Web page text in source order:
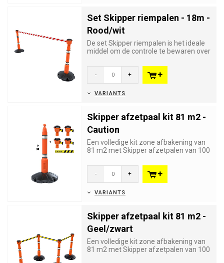
Set Skipper riempalen - 18m -
Rood/wit
De set Skipper riempalen is het ideale
middel om de controle te bewaren over
- +
VARIANTS
Skipper afzetpaal kit 81 m2 -
Caution
Een volledige kit zone afbakening van
81 m2 met Skipper afzetpalen van 100
- +
VARIANTS
Skipper afzetpaal kit 81 m2 -
Geel/zwart
Een volledige kit zone afbakening van
81 m2 met Skipper afzetpalen van 100